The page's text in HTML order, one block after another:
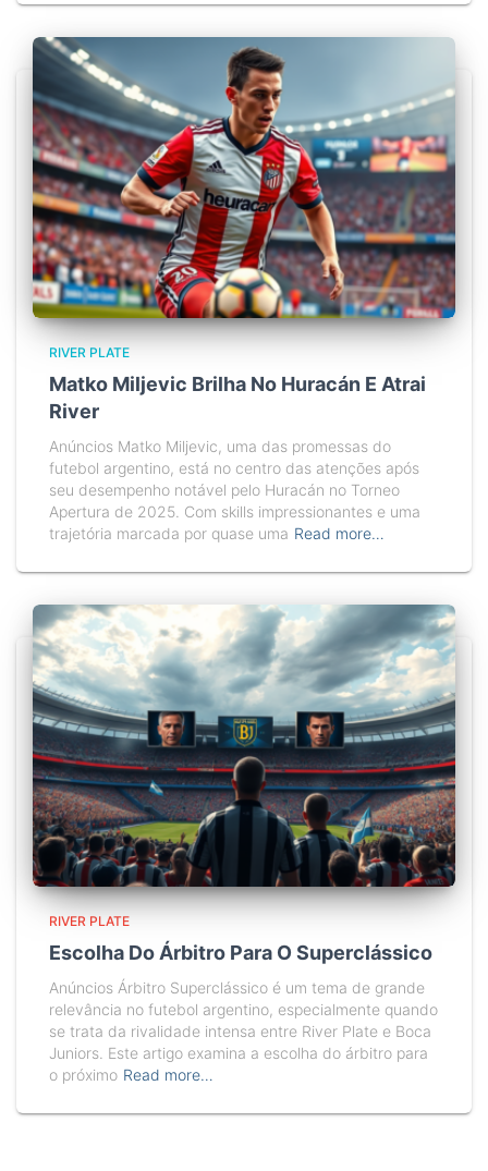
RIVER PLATE
Matko Miljevic Brilha No Huracán E Atrai
River
Anúncios Matko Miljevic, uma das promessas do
futebol argentino, está no centro das atenções após
seu desempenho notável pelo Huracán no Torneo
Apertura de 2025. Com skills impressionantes e uma
trajetória marcada por quase uma Read more…
RIVER PLATE
Escolha Do Árbitro Para O Superclássico
Anúncios Árbitro Superclássico é um tema de grande
relevância no futebol argentino, especialmente quando
se trata da rivalidade intensa entre River Plate e Boca
Juniors. Este artigo examina a escolha do árbitro para
o próximo Read more…